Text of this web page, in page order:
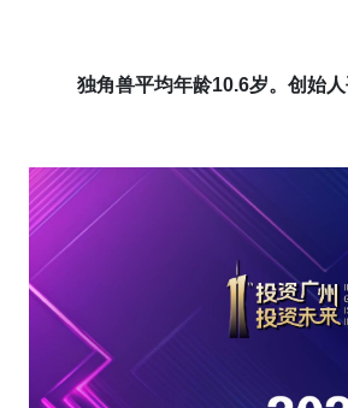
独角兽平均年龄10.6岁。创始